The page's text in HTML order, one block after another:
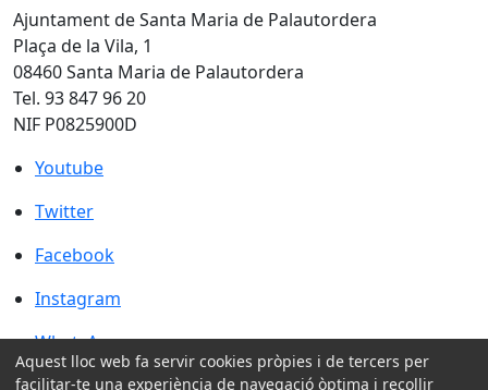
Ajuntament de Santa Maria de Palautordera
Plaça de la Vila, 1
08460 Santa Maria de Palautordera
Tel. 93 847 96 20
NIF P0825900D
Youtube
Youtube
Twitter
Twitter
Facebook
Facebook
Instagram
Instagram
WhatsApp
WhatsApp
Aquest lloc web fa servir cookies pròpies i de tercers per
facilitar-te una experiència de navegació òptima i recollir